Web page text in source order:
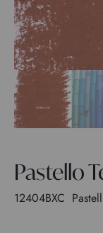
Pastello
12404BXC